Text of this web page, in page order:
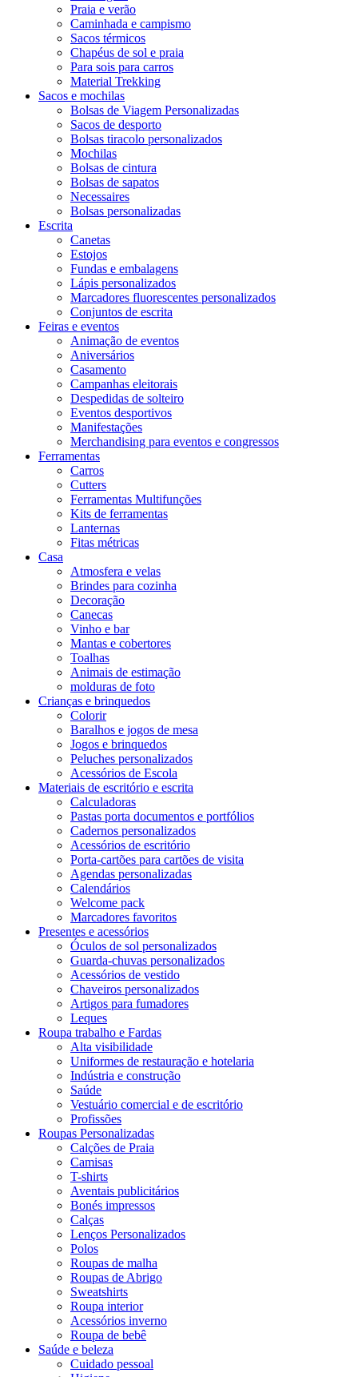
Praia e verão
Caminhada e campismo
Sacos térmicos
Chapéus de sol e praia
Para sois para carros
Material Trekking
Sacos e mochilas
Bolsas de Viagem Personalizadas
Sacos de desporto
Bolsas tiracolo personalizados
Mochilas
Bolsas de cintura
Bolsas de sapatos
Necessaires
Bolsas personalizadas
Escrita
Canetas
Estojos
Fundas e embalagens
Lápis personalizados
Marcadores fluorescentes personalizados
Conjuntos de escrita
Feiras e eventos
Animação de eventos
Aniversários
Casamento
Campanhas eleitorais
Despedidas de solteiro
Eventos desportivos
Manifestações
Merchandising para eventos e congressos
Ferramentas
Carros
Cutters
Ferramentas Multifunções
Kits de ferramentas
Lanternas
Fitas métricas
Casa
Atmosfera e velas
Brindes para cozinha
Decoração
Canecas
Vinho e bar
Mantas e cobertores
Toalhas
Animais de estimação
molduras de foto
Crianças e brinquedos
Colorir
Baralhos e jogos de mesa
Jogos e brinquedos
Peluches personalizados
Acessórios de Escola
Materiais de escritório e escrita
Calculadoras
Pastas porta documentos e portfólios
Cadernos personalizados
Acessórios de escritório
Porta-cartões para cartões de visita
Agendas personalizadas
Calendários
Welcome pack
Marcadores favoritos
Presentes e acessórios
Óculos de sol personalizados
Guarda-chuvas personalizados
Acessórios de vestido
Chaveiros personalizados
Artigos para fumadores
Leques
Roupa trabalho e Fardas
Alta visibilidade
Uniformes de restauração e hotelaria
Indústria e construção
Saúde
Vestuário comercial e de escritório
Profissões
Roupas Personalizadas
Calções de Praia
Camisas
T-shirts
Aventais publicitários
Bonés impressos
Calças
Lenços Personalizados
Polos
Roupas de malha
Roupas de Abrigo
Sweatshirts
Roupa interior
Acessórios inverno
Roupa de bebê
Saúde e beleza
Cuidado pessoal